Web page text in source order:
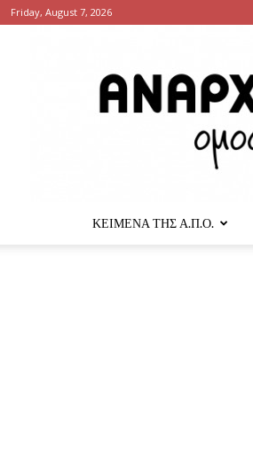
Friday, August 7, 2026
ΚΕΙΜΕΝΑ ΤΗΣ Α.Π.Ο.